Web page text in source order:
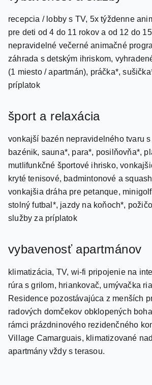
nepravidelné večerné animačné
záhrada s detským ihriskom,
(1 miesto / apartmán), práčka*,
príplatok
vonkajší bazén nepravidelného tvaru s
mutlifunkčné športové ihrisko,
kryté tenisové, badmintonové a
vonkajšia dráha pre petanque,
stolný futbal*, jazdy na koňoch*,
služby za príplatok
klimatizácia, TV, wi-fi pripojenie na
Residence pozostávajúca z menších
radových domčekov obklopených
rámci prázdninového rezidenčného
Village Camarguais, klimatizované
apartmány vždy s terasou.